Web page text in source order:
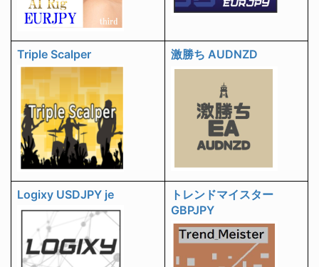
Triple Scalper 激勝ち AUDNZD
Logixy USDJPY je
トレンドマイスター
GBPJPY